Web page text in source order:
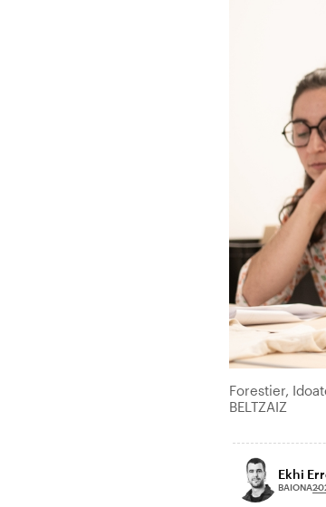
Forestier,
BELTZAIZ
Ekhi
BAIONA